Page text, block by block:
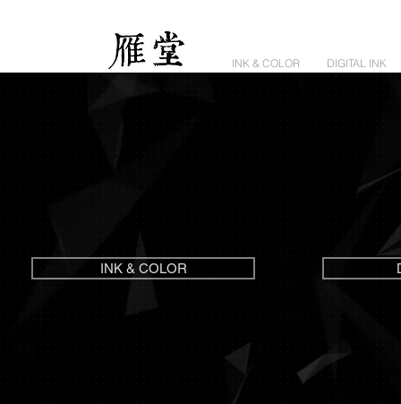
INK & COLOR DIGITAL INK
INK & COLOR